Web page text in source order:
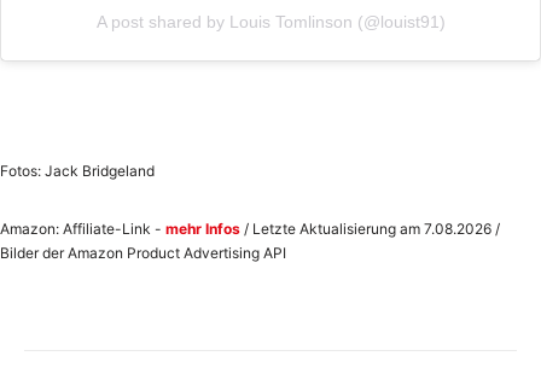
A post shared by Louis Tomlinson (@louist91)
Fotos: Jack Bridgeland
Amazon: Affiliate-Link - mehr Infos / Letzte Aktualisierung am 7.08.2026 /
Bilder der Amazon Product Advertising API